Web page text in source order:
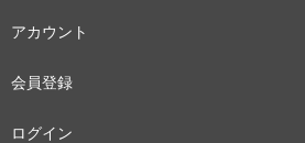
アカウント
会員登録
ログイン